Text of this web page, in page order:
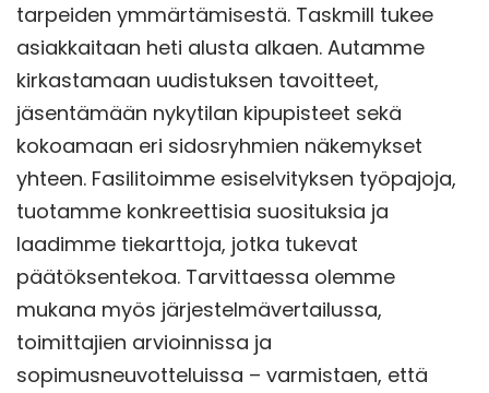
tarpeiden ymmärtämisestä. Taskmill tukee
asiakkaitaan heti alusta alkaen. Autamme
kirkastamaan uudistuksen tavoitteet,
jäsentämään nykytilan kipupisteet sekä
kokoamaan eri sidosryhmien näkemykset
yhteen. Fasilitoimme esiselvityksen työpajoja,
tuotamme konkreettisia suosituksia ja
laadimme tiekarttoja, jotka tukevat
päätöksentekoa. Tarvittaessa olemme
mukana myös järjestelmävertailussa,
toimittajien arvioinnissa ja
sopimusneuvotteluissa – varmistaen, että